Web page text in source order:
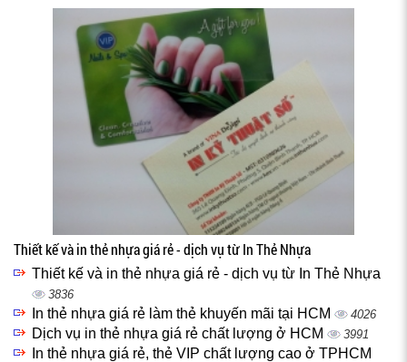
Thiết kế và in thẻ nhựa giá rẻ - dịch vụ từ In Thẻ Nhựa
Thiết kế và in thẻ nhựa giá rẻ - dịch vụ từ In Thẻ Nhựa
3836
In thẻ nhựa giá rẻ làm thẻ khuyến mãi tại HCM 4026
Dịch vụ in thẻ nhựa giá rẻ chất lượng ở HCM 3991
In thẻ nhựa giá rẻ, thẻ VIP chất lượng cao ở TPHCM